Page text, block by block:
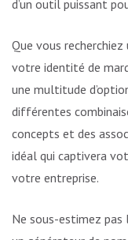
d’un outil puissant
Que vous
votre identité de
une multitude
différentes
concepts et des
idéal qui captivera
votre entreprise.
Ne sous-estimez pas